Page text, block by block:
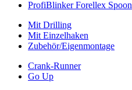
ProfiBlinker Forellex Spoon
Mit Drilling
Mit Einzelhaken
Zubehör/Eigenmontage
Crank-Runner
Go Up